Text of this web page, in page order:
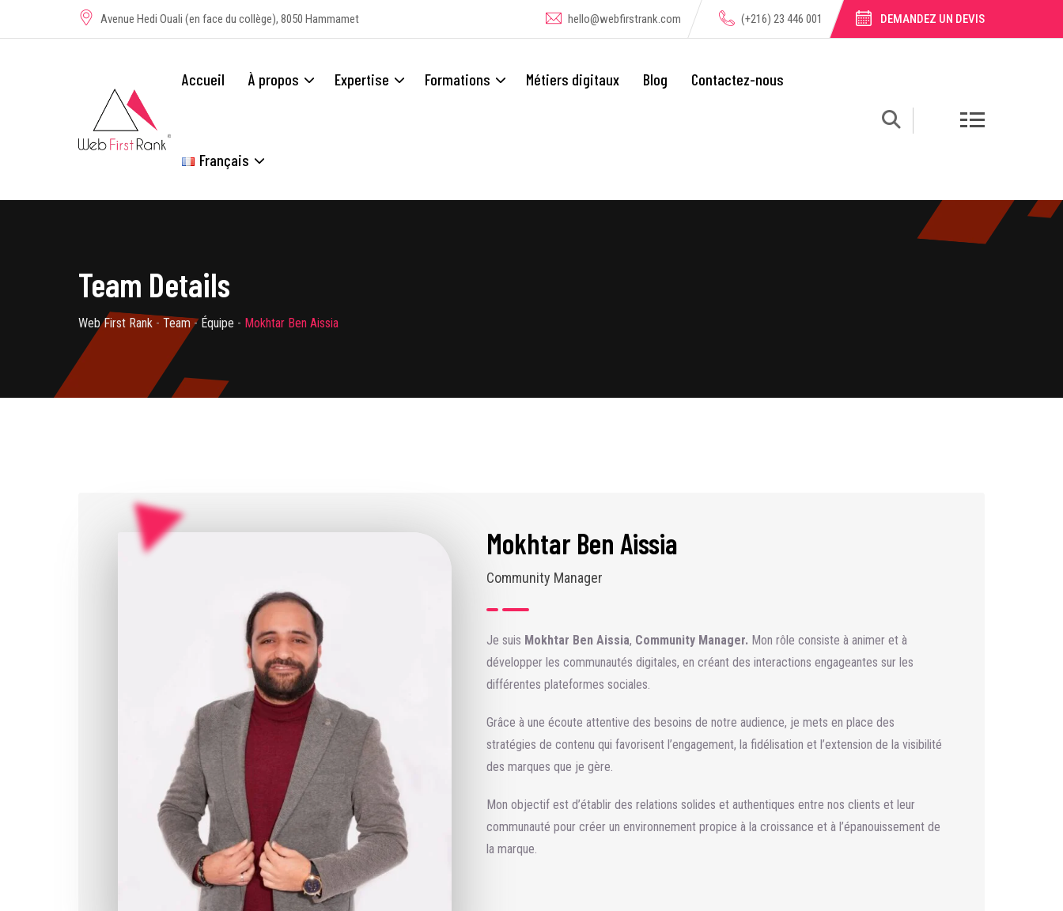
Avenue Hedi Ouali (en face du collège), 8050 Hammamet hello@webfirstrank.com (+216) 23 446 001 DEMANDEZ UN DEVIS
Accueil À propos Expertise Formations Métiers digitaux Blog Contactez-nous
Français
Team Details
Web First Rank - Team- Équipe - Mokhtar Ben Aissia
Mokhtar Ben Aissia
Community Manager
Je suis Mokhtar Ben Aissia, Community Manager. Mon rôle consiste à animer et à
développer les communautés digitales, en créant des interactions engageantes sur les
différentes plateformes sociales.
Grâce à une écoute attentive des besoins de notre audience, je mets en place des
stratégies de contenu qui favorisent l’engagement, la fidélisation et l’extension de la visibilité
des marques que je gère.
Mon objectif est d’établir des relations solides et authentiques entre nos clients et leur
communauté pour créer un environnement propice à la croissance et à l’épanouissement de
la marque.